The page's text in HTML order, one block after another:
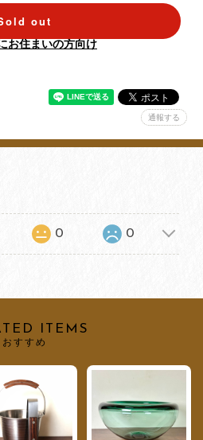
out
お住まいの方向け
通報する
0 0
ITEMS
おすすめ